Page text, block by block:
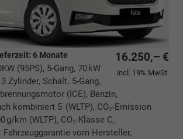
16.250,– €
incl. 19% MwSt.
6 Monate
(95PS), 5-Gang, 70 kW
3 Zylinder, Schalt. 5-Gang,
(ICE), Benzin,
kombiniert 5 (WLTP), CO₂-Emission
g/km (WLTP), CO₂-Klasse C,
vom Hersteller,